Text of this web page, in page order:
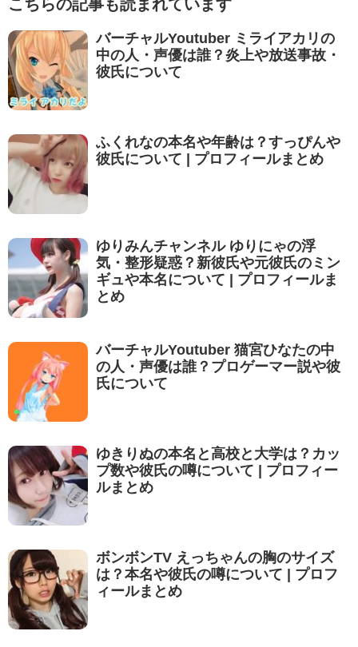
こちらの記事も読まれています
バーチャルYoutuber ミライアカリの
中の人・声優は誰？炎上や放送事故・
彼氏について
ふくれなの本名や年齢は？すっぴんや
彼氏について | プロフィールまとめ
ゆりみんチャンネル ゆりにゃの浮
気・整形疑惑？新彼氏や元彼氏のミン
ギュや本名について | プロフィールま
とめ
バーチャルYoutuber 猫宮ひなたの中
の人・声優は誰？プロゲーマー説や彼
氏について
ゆきりぬの本名と高校と大学は？カッ
プ数や彼氏の噂について | プロフィー
ルまとめ
ボンボンTV えっちゃんの胸のサイズ
は？本名や彼氏の噂について | プロフ
ィールまとめ